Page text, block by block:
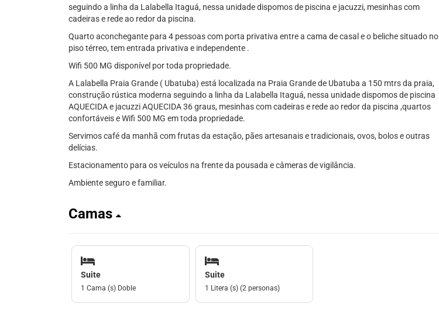
seguindo a linha da Lalabella Itaguá, nessa unidade dispomos de piscina e jacuzzi, mesinhas com
cadeiras e rede ao redor da piscina.
Quarto aconchegante para 4 pessoas com porta privativa entre a cama de casal e o beliche situado no
piso térreo, tem entrada privativa e independente .
Wifi 500 MG disponível por toda propriedade.
A Lalabella Praia Grande ( Ubatuba) está localizada na Praia Grande de Ubatuba a 150 mtrs da praia,
construção rústica moderna seguindo a linha da Lalabella Itaguá, nessa unidade dispomos de piscina
AQUECIDA e jacuzzi AQUECIDA 36 graus, mesinhas com cadeiras e rede ao redor da piscina ,quartos
confortáveis e Wifi 500 MG em toda propriedade.
Servimos café da manhã com frutas da estação, pães artesanais e tradicionais, ovos, bolos e outras
delícias.
Estacionamento para os veículos na frente da pousada e câmeras de vigilância.
Ambiente seguro e familiar.
Camas
Suite
1 Cama (s) Doble
Suite
1 Litera (s) (2 personas)